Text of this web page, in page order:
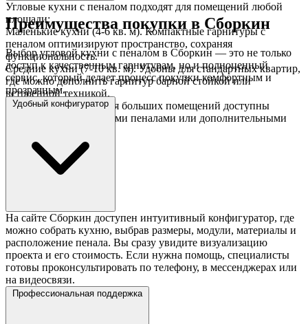
Угловые кухни с пеналом подходят для помещений любой
площади:
Маленькие кухни (4-6 кв. м). Компактные гарнитуры с
пеналом оптимизируют пространство, сохраняя
функциональность.
Средние кухни (7-10 кв. м). Удобны для стандартных квартир,
где можно дополнить гарнитур барной стойкой или
встроенной техникой.
Просторные кухни. Для больших помещений доступны
гарнитуры с несколькими пеналами или дополнительными
Преимущества покупки в Сборкин
Выбор угловой кухни с пеналом в Сборкин — это не только
доступ к качественным гарнитурам, но и полноценный
сервис, который делает процесс покупки комфортным и
прозрачным.
Удобный конфигуратор
На сайте Сборкин доступен интуитивный конфигуратор, где
можно собрать кухню, выбрав размеры, модули, материалы и
расположение пенала. Вы сразу увидите визуализацию
проекта и его стоимость. Если нужна помощь, специалисты
готовы проконсультировать по телефону, в мессенджерах или
на видеосвязи.
Профессиональная поддержка